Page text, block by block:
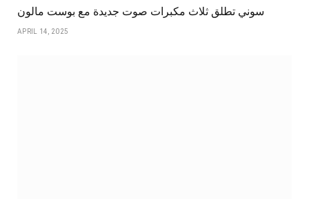
سوني تطلق ثلاث مكبرات صوت جديدة مع بوست مالون
APRIL 14, 2025